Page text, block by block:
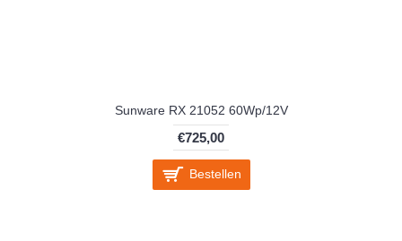
Sunware RX 21052 60Wp/12V
€725,00
Bestellen